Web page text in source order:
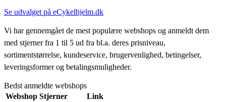
Se udvalget på eCykelhjelm.dk
Vi har gennemgået de mest populære webshops og anmeldt dem
med stjerner fra 1 til 5 ud fra bl.a. deres prisniveau,
sortimentstørrelse, kundeservice, brugervenlighed, betingelser,
leveringsformer og betalingsmuligheder.
Bedst anmeldte webshops
Webshop Stjerner
Link